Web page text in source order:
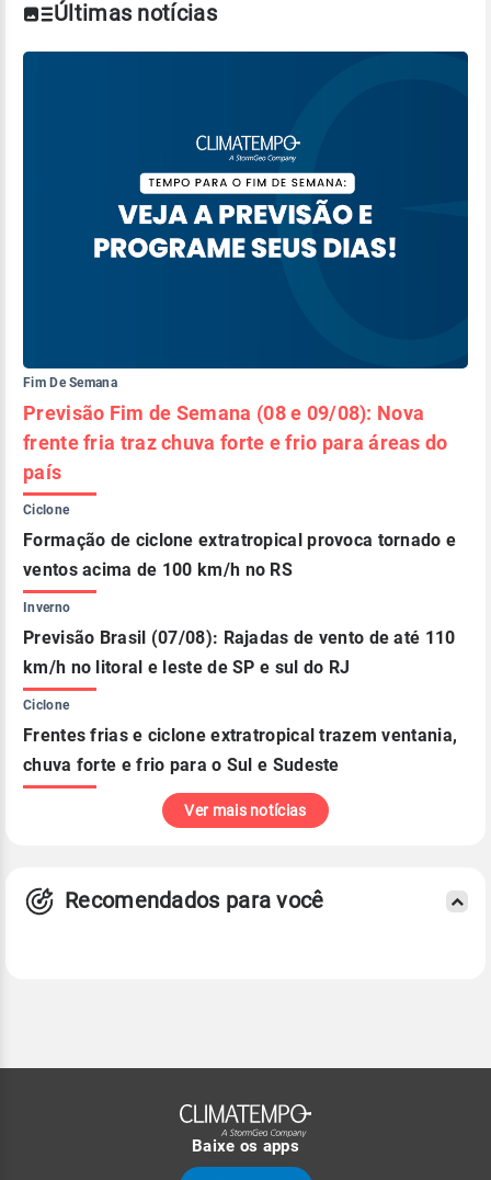
Últimas notícias
Fim De Semana
Previsão Fim de Semana (08 e 09/08): Nova
frente fria traz chuva forte e frio para áreas do
país
Ciclone
Formação de ciclone extratropical provoca tornado e
ventos acima de 100 km/h no RS
Inverno
Previsão Brasil (07/08): Rajadas de vento de até 110
km/h no litoral e leste de SP e sul do RJ
Ciclone
Frentes frias e ciclone extratropical trazem ventania,
chuva forte e frio para o Sul e Sudeste
Ver mais notícias
Recomendados para você
Baixe os apps